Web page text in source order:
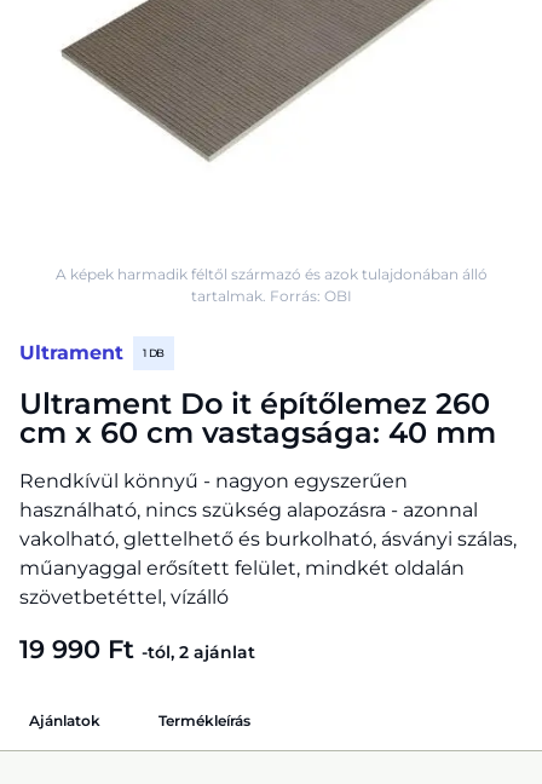
Ultrament 1 DB
Ultrament Do it építőlemez 260
cm x 60 cm vastagsága: 40 mm
Rendkívül könnyű - nagyon egyszerűen
használható, nincs szükség alapozásra - azonnal
vakolható, glettelhető és burkolható, ásványi szálas,
műanyaggal erősített felület, mindkét oldalán
szövetbetéttel, vízálló
19 990 Ft -tól, 2 ajánlat
A képek harmadik féltől származó és azok tulajdonában álló
tartalmak. Forrás: OBI
Ajánlatok Termékleírás